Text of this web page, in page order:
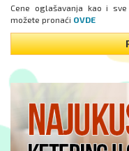
Cene oglašavanja kao i
možete pronaći OVDE